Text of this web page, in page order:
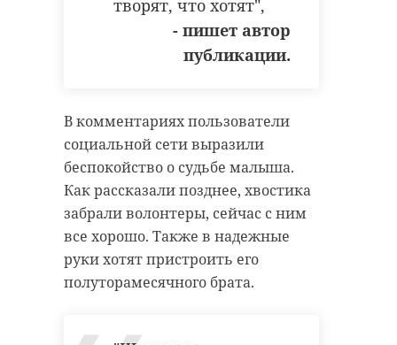
творят, что хотят",
- пишет автор
публикации.
В комментариях пользователи
социальной сети выразили
беспокойство о судьбе малыша.
Как рассказали позднее, хвостика
забрали волонтеры, сейчас с ним
все хорошо. Также в надежные
руки хотят пристроить его
полуторамесячного брата.